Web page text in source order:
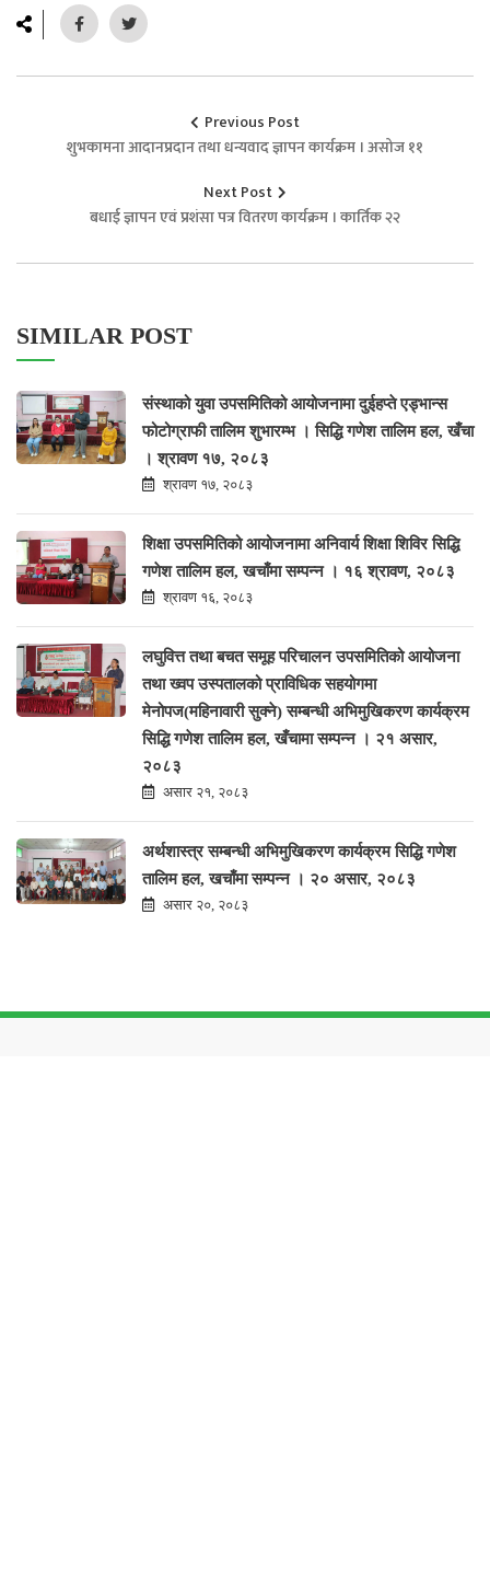
Previous Post
शुभकामना आदानप्रदान तथा धन्यवाद ज्ञापन कार्यक्रम । असोज ११
Next Post
बधाई ज्ञापन एवं प्रशंसा पत्र वितरण कार्यक्रम । कार्तिक २२
SIMILAR POST
संस्थाको युवा उपसमितिको आयोजनामा दुईहप्ते एड्भान्स
फोटोग्राफी तालिम शुभारम्भ । सिद्धि गणेश तालिम हल, खँचा
। श्रावण १७, २०८३
श्रावण १७, २०८३
शिक्षा उपसमितिको आयोजनामा अनिवार्य शिक्षा शिविर सिद्धि
गणेश तालिम हल, खचाँमा सम्पन्न । १६ श्रावण, २०८३
श्रावण १६, २०८३
लघुवित्त तथा बचत समूह परिचालन उपसमितिको आयोजना
तथा ख्वप उस्पतालको प्राविधिक सहयोगमा
मेनोपज(महिनावारी सुक्ने) सम्बन्धी अभिमुखिकरण कार्यक्रम
सिद्धि गणेश तालिम हल, खँचामा सम्पन्न । २१ असार,
२०८३
असार २१, २०८३
अर्थशास्त्र सम्बन्धी अभिमुखिकरण कार्यक्रम सिद्धि गणेश
तालिम हल, खचाँमा सम्पन्न । २० असार, २०८३
असार २०, २०८३